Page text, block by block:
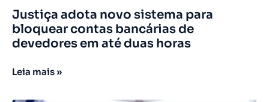
Justiça adota novo sistema para
bloquear contas bancárias de
devedores em até duas horas
Leia mais »